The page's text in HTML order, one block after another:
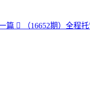
篇
（16652期）全程